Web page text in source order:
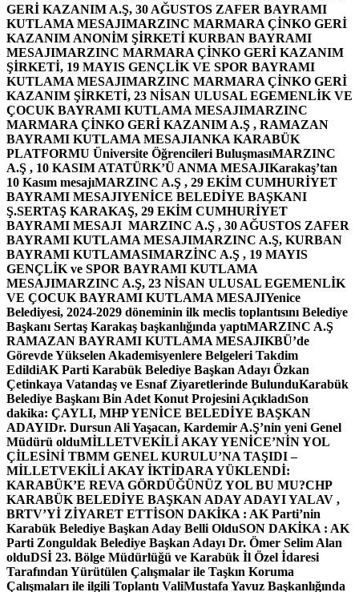
GERİ KAZANIM A.Ş, 30 AĞUSTOS ZAFER BAYRAMI
KUTLAMA MESAJIMARZINC MARMARA ÇİNKO GERİ
KAZANIM ANONİM ŞİRKETİ KURBAN BAYRAMI
MESAJIMARZINC MARMARA ÇİNKO GERİ KAZANIM
ŞİRKETİ, 19 MAYIS GENÇLİK VE SPOR BAYRAMI
KUTLAMA MESAJIMARZINC MARMARA ÇİNKO GERİ
KAZANIM ŞİRKETİ, 23 NİSAN ULUSAL EGEMENLİK VE
ÇOCUK BAYRAMI KUTLAMA MESAJIMARZINC
MARMARA ÇİNKO GERİ KAZANIM A.Ş , RAMAZAN
BAYRAMI KUTLAMA MESAJIANKA KARABÜK
PLATFORMU Üniversite Öğrencileri BuluşmasıMARZINC
A.Ş , 10 KASIM ATATÜRK’Ü ANMA MESAJIKarakaş’tan
10 Kasım mesajıMARZINC A.Ş , 29 EKİM CUMHURİYET
BAYRAMI MESAJIYENİCE BELEDİYE BAŞKANI
Ş.SERTAŞ KARAKAŞ, 29 EKİM CUMHURİYET
BAYRAMI MESAJI MARZINC A.Ş , 30 AĞUSTOS ZAFER
BAYRAMI KUTLAMA MESAJIMARZINC A.Ş, KURBAN
BAYRAMI KUTLAMASIMARZİNC A.Ş , 19 MAYIS
GENÇLİK ve SPOR BAYRAMI KUTLAMA
MESAJIMARZINC A.Ş, 23 NİSAN ULUSAL EGEMENLİK
VE ÇOCUK BAYRAMI KUTLAMA MESAJIYenice
Belediyesi, 2024-2029 döneminin ilk meclis toplantısını Belediye
Başkanı Sertaş Karakaş başkanlığında yaptıMARZINC A.Ş
RAMAZAN BAYRAMI KUTLAMA MESAJIKBÜ’de
Görevde Yükselen Akademisyenlere Belgeleri Takdim
EdildiAK Parti Karabük Belediye Başkan Adayı Özkan
Çetinkaya Vatandaş ve Esnaf Ziyaretlerinde BulunduKarabük
Belediye Başkanı Bin Adet Konut Projesini AçıkladıSon
dakika: ÇAYLI, MHP YENİCE BELEDİYE BAŞKAN
ADAYIDr. Dursun Ali Yaşacan, Kardemir A.Ş’nin yeni Genel
Müdürü olduMİLLETVEKİLİ AKAY YENİCE’NİN YOL
ÇİLESİNİ TBMM GENEL KURULU’NA TAŞIDI –
MİLLETVEKİLİ AKAY İKTİDARA YÜKLENDİ:
KARABÜK’E REVA GÖRDÜĞÜNÜZ YOL BU MU?CHP
KARABÜK BELEDİYE BAŞKAN ADAY ADAYI YALAV ,
BRTV’Yİ ZİYARET ETTİSON DAKİKA : AK Parti’nin
Karabük Belediye Başkan Aday Belli OlduSON DAKİKA : AK
Parti Zonguldak Belediye Başkan Adayı Dr. Ömer Selim Alan
olduDSİ 23. Bölge Müdürlüğü ve Karabük İl Özel İdaresi
Tarafından Yürütülen Çalışmalar ile Taşkın Koruma
Çalışmaları ile ilgili Toplantı ValiMustafa Yavuz Başkanlığında